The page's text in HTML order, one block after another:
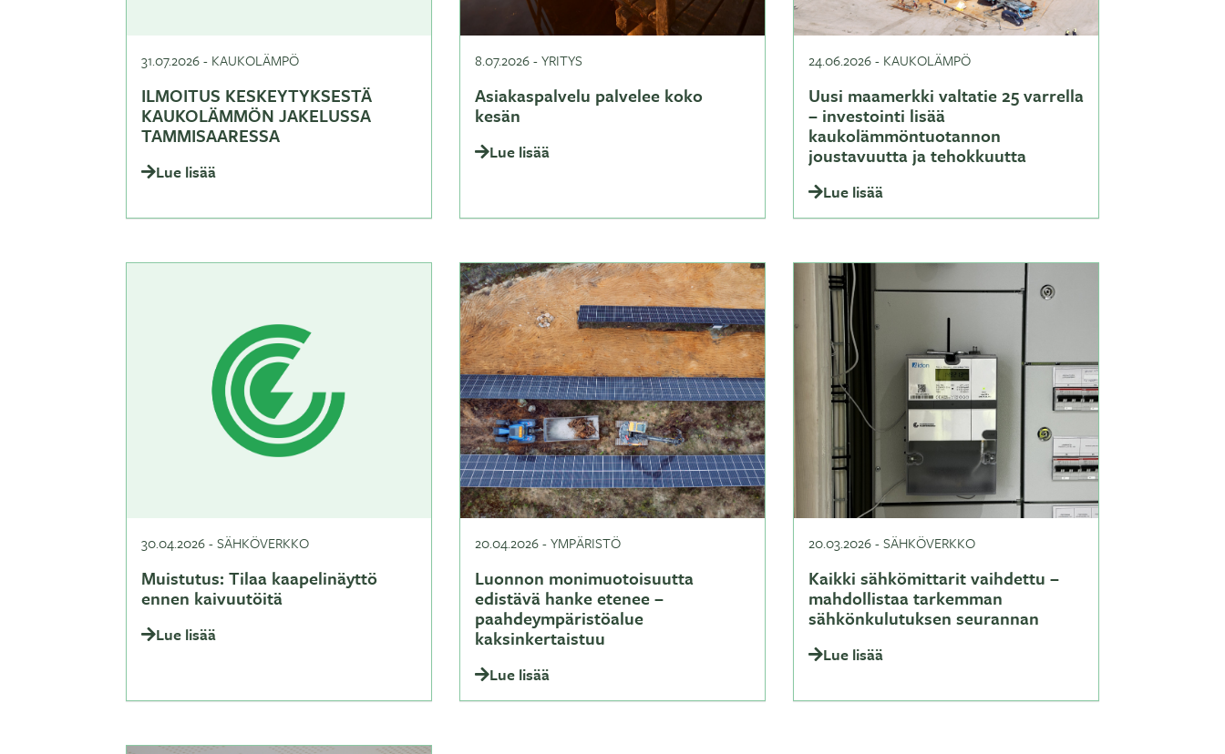
31.07.2026- KAUKOLÄMPÖ
ILMOITUS KESKEYTYKSESTÄ
KAUKOLÄMMÖN JAKELUSSA
TAMMISAARESSA
Lue lisää
8.07.2026-YRITYS
Asiakaspalvelu palvelee koko
kesän
Lue lisää
24.06.2026- KAUKOLÄMPÖ
Uusi maamerkki valtatie 25 varrella
– investointi lisää
kaukolämmöntuotannon
joustavuutta ja tehokkuutta
Lue lisää
30.04.2026-SÄHKÖVERKKO
Muistutus: Tilaa kaapelinäyttö
ennen kaivuutöitä
Lue lisää
20.04.2026-YMPÄRISTÖ
Luonnon monimuotoisuutta
edistävä hanke etenee –
paahdeympäristöalue
kaksinkertaistuu
Lue lisää
20.03.2026-SÄHKÖVERKKO
Kaikki sähkömittarit vaihdettu –
mahdollistaa tarkemman
sähkönkulutuksen seurannan
Lue lisää